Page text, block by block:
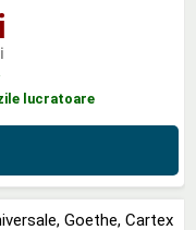
lucratoare